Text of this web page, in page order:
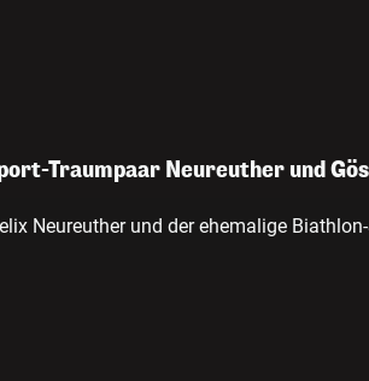
Traumpaar Neureuther und
Neureuther und der ehemalige